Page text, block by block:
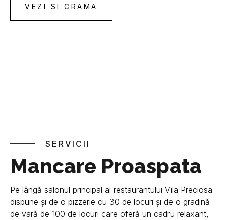
VEZI SI CRAMA
SERVICII
Mancare Proaspata
Pe lângă salonul principal al restaurantului Vila Preciosa
dispune și de o pizzerie cu 30 de locuri și de o gradină
de vară de 100 de locuri care oferă un cadru relaxant,